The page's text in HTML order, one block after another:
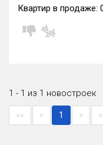
Общая площадь, м²
Кол-во комнат
Квартир в продаже:
1 - 1 из 1 новостроек
«« « 1 »